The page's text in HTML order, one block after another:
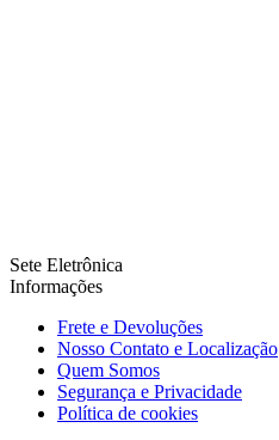
Sete Eletrônica
Informações
Frete e Devoluções
Nosso Contato e Localização
Quem Somos
Segurança e Privacidade
Política de cookies